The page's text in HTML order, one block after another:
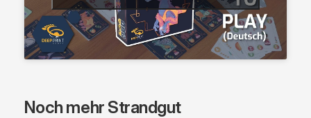
Noch mehr Strandgut